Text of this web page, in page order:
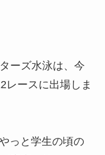
ーズ水泳は、今
レースに出場しま
っと学生の頃の